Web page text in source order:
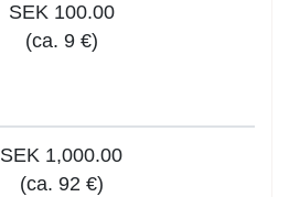
SEK 100.00
(ca. 9 €)
SEK 1,000.00
(ca. 92 €)